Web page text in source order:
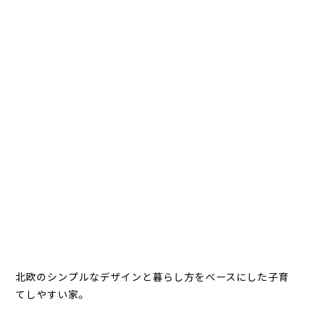
北欧のシンプルなデザインと暮らし方をベースにした子育
てしやすい家。